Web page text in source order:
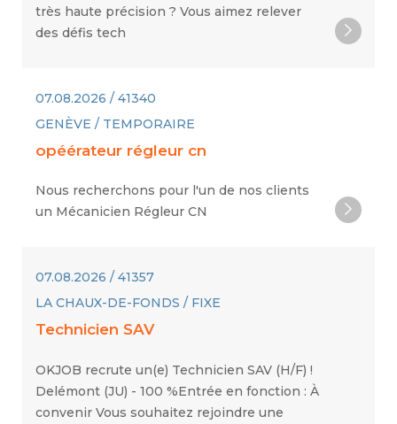
très haute précision ? Vous aimez relever
des défis tech
07.08.2026 / 41340
GENÈVE / TEMPORAIRE
opéérateur régleur cn
Nous recherchons pour l'un de nos clients
un Mécanicien Régleur CN
07.08.2026 / 41357
LA CHAUX-DE-FONDS / FIXE
Technicien SAV
OKJOB recrute un(e) Technicien SAV (H/F) !
Delémont (JU) - 100 %Entrée en fonction : À
convenir Vous souhaitez rejoindre une